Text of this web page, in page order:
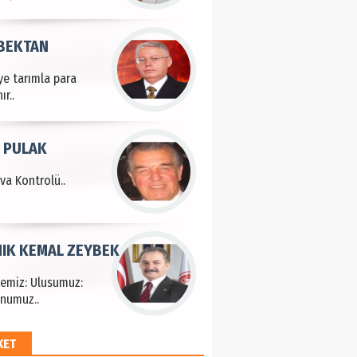
tarımla para
Kontrolü..
PULAK
Ulusumuz:
KEMAL ZEYBEK
HAYRİ PEKER